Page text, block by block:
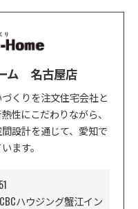
ム 名古屋店
くりを注文住宅会社と
性にこだわりながら、
設計を通じて、愛知で
ます。
ハウジング蟹江イン